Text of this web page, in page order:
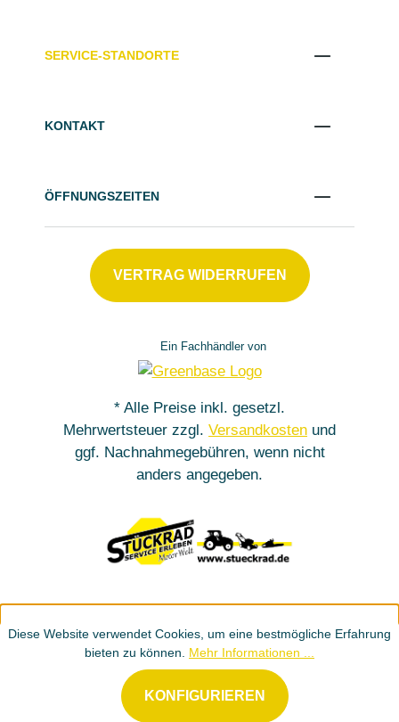
SERVICE-STANDORTE
KONTAKT
ÖFFNUNGSZEITEN
VERTRAG WIDERRUFEN
Ein Fachhändler von
* Alle Preise inkl. gesetzl.
Mehrwertsteuer zzgl. Versandkosten und
ggf. Nachnahmegebühren, wenn nicht
anders angegeben.
Diese Website verwendet Cookies, um eine bestmögliche Erfahrung
bieten zu können. Mehr Informationen ...
KONFIGURIEREN